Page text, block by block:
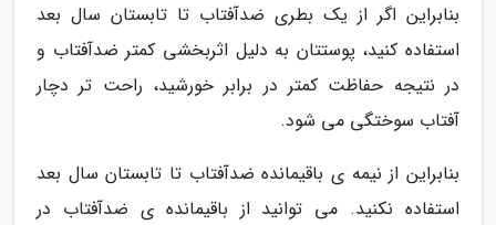
بنابراین اگر از یک بطری ضدآفتاب تا تابستان سال بعد
استفاده کنید، پوستتان به دلیل اثربخشی کمتر ضدآفتاب و
در نتیجه حفاظت کمتر در برابر خورشید، راحت تر دچار
آفتاب سوختگی می شود.
بنابراین از نیمه ی باقیمانده ضدآفتاب تا تابستان سال بعد
استفاده نکنید. می توانید از باقیمانده ی ضدآفتاب در